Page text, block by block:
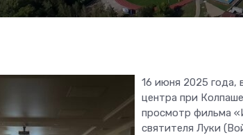
16 июня 2025 года,
центра при
просмотр фильма
святителя Луки